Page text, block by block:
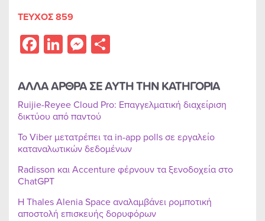
ΤΕΥΧΟΣ 859
Facebook
LinkedIn
Messenger
ΑΛΛΑ ΑΡΘΡΑ ΣΕ ΑΥΤΗ ΤΗΝ ΚΑΤΗΓΟΡΙΑ
Ruijie-Reyee Cloud Pro: Επαγγελματική διαχείριση
δικτύου από παντού
Το Viber μετατρέπει τα in-app polls σε εργαλείο
καταναλωτικών δεδομένων
Radisson και Accenture φέρνουν τα ξενοδοχεία στο
ChatGPT
Η Thales Alenia Space αναλαμβάνει ρομποτική
αποστολή επισκευής δορυφόρων